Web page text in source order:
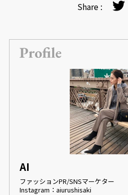
Share :
AI
ファッションPR/SNSマーケター
Instagram：aiurushisaki